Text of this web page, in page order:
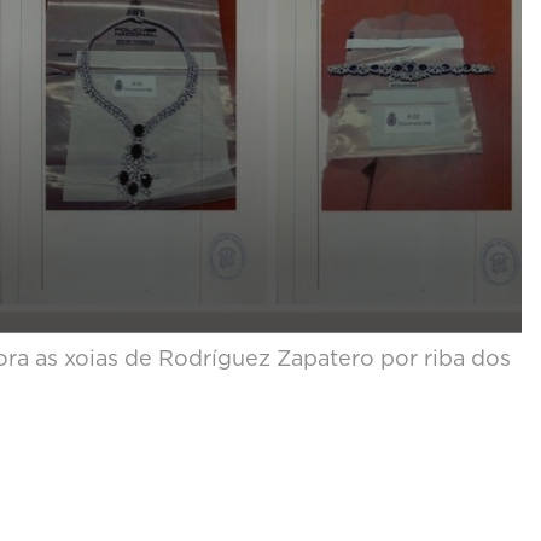
as xoias de Rodríguez Zapatero por riba dos